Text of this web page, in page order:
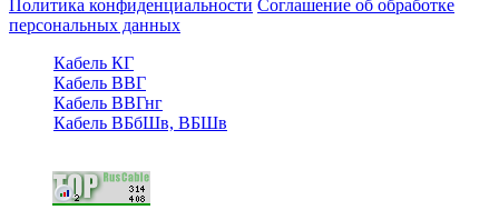
Политика конфиденциальности Соглашение об обработке
персональных данных
Кабель КГ
Кабель ВВГ
Кабель ВВГнг
Кабель ВБбШв, ВБШв